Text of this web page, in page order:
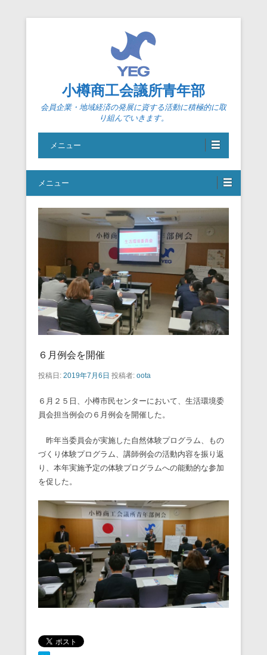
小樽商工会議所青年部
会員企業・地域経済の発展に資する活動に積極的に取
り組んでいきます。
メニュー
メニュー
６月例会を開催
投稿日: 2019年7月6日 投稿者: oota
６月２５日、小樽市民センターにおいて、生活環境委
員会担当例会の６月例会を開催した。
昨年当委員会が実施した自然体験プログラム、もの
づくり体験プログラム、講師例会の活動内容を振り返
り、本年実施予定の体験プログラムへの能動的な参加
を促した。